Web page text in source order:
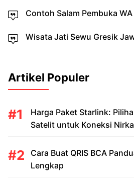
Contoh Salam Pembuka
Wisata Jati Sewu Gresik
Artikel Populer
Harga Paket Starlink:
Satelit untuk Koneksi
Cara Buat QRIS BCA
Lengkap